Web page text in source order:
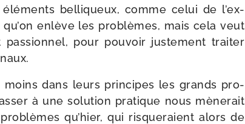
bel­li­queux, comme celui de l’ex­
enlève les pro­blèmes, mais cela veut
pas­sion­nel, pour pou­voir jus­te­ment trai­ter
moins dans leurs prin­cipes les grands pro­
à une solu­tion pra­tique nous mène­rait
qu’­hier, qui ris­que­raient alors de